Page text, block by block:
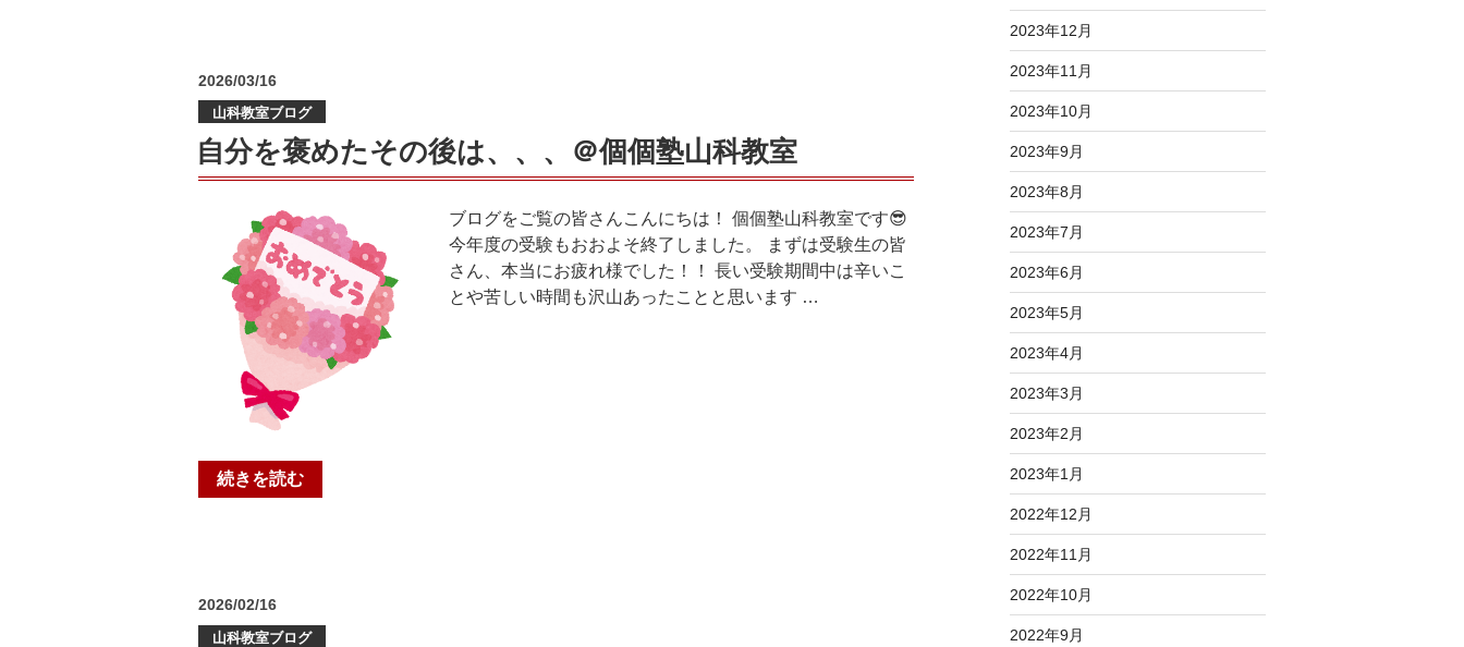
教
室”
の
で
と
う
ご
す
🌸
教
室”
投
2026/03/16
山科教室ブログ
自分を褒めたその後は、、、＠個個塾山科教室
ブログをご覧の皆さんこんにちは！ 個個塾山科教室です😎
今年度の受験もおおよそ終了しました。 まずは受験生の皆
さん、本当にお疲れ様でした！！ 長い受験期間中は辛いこ
とや苦しい時間も沢山あったことと思います …
“自
分
た
そ
続きを読む
投
2026/02/16
山科教室ブログ
2023年12月
2023年11月
2023年10月
2023年9月
2023年8月
2023年7月
2023年6月
2023年5月
2023年4月
2023年3月
2023年2月
2023年1月
2022年12月
2022年11月
2022年10月
2022年9月